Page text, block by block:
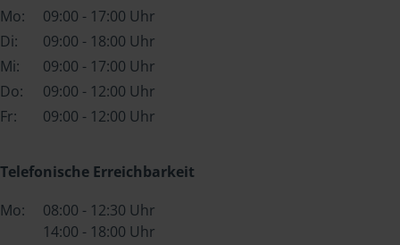
Mo:
09:00 - 17:00 Uhr
Di:
09:00 - 18:00 Uhr
Mi:
09:00 - 17:00 Uhr
Do:
09:00 - 12:00 Uhr
Fr:
09:00 - 12:00 Uhr
Telefonische Erreichbarkeit
Mo:
08:00 - 12:30 Uhr
14:00 - 18:00 Uhr